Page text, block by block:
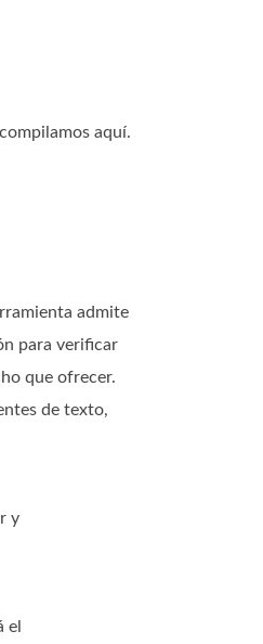
aquí.
admite
para verificar
que ofrecer.
de texto,
y
el